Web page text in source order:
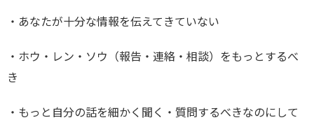
・あなたが十分な情報を伝えてきていない
・ホウ・レン・ソウ（報告・連絡・相談）をもっとするべ
き
・もっと自分の話を細かく聞く・質問するべきなのにして